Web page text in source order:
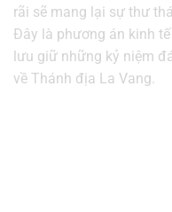
rãi sẽ mang lại sự thư
Đây là phương án kinh
lưu giữ những kỷ niệm
về Thánh địa La Vang.